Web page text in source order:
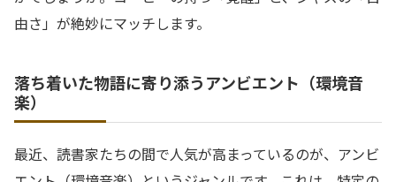
由さ」が絶妙にマッチします。
落ち着いた物語に寄り添うアンビエント（環境音
楽）
最近、読書家たちの間で人気が高まっているのが、アンビ